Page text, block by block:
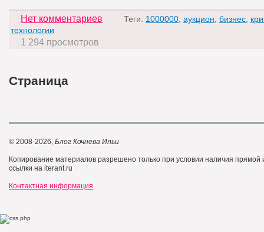
Нет комментариев Теги: 1000000 аукцион бизнес
технологии
1 294 просмотров
Страница
© 2008-2026, Блог Кочнева Ильи
Копирование материалов разрешено только при условии наличия прямой
ссылки на iterant.ru
Контактная информация